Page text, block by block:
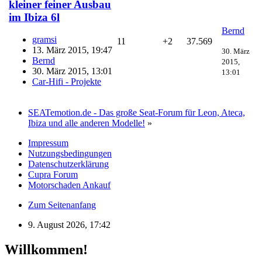
kleiner feiner Ausbau
im Ibiza 6l
gramsi
13. März 2015, 19:47
Bernd
30. März 2015, 13:01
Car-Hifi - Projekte
11 +2 37.569
Bernd
30. März
2015,
13:01
SEATemotion.de - Das große Seat-Forum für Leon, Ateca,
Ibiza und alle anderen Modelle! »
Impressum
Nutzungsbedingungen
Datenschutzerklärung
Cupra Forum
Motorschaden Ankauf
Zum Seitenanfang
9. August 2026, 17:42
Willkommen!